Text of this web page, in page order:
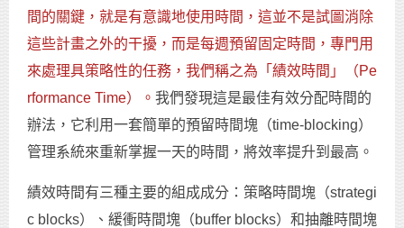
間的關鍵，就是有意識地使用時間，這並不是試圖消除
這些計畫之外的干擾，而是每週預留固定時間，專門用
來處理具策略性的任務，我們稱之為「績效時間」（Pe
rformance Time）。 我們發現這是最佳有效分配時間的
辦法，它利用一套簡單的預留時間塊（time-blocking）
管理系統來重新掌握一天的時間，將效率提升到最高。
績效時間有三種主要的組成成分：策略時間塊（strategi
c blocks）、緩衝時間塊（buffer blocks）和抽離時間塊